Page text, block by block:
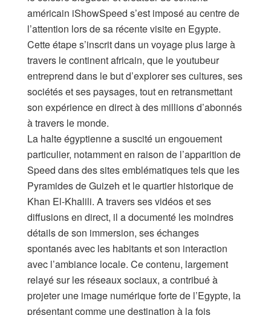
américain iShowSpeed s’est imposé au centre de
l’attention lors de sa récente visite en Egypte.
Cette étape s’inscrit dans un voyage plus large à
travers le continent africain, que le youtubeur
entreprend dans le but d’explorer ses cultures, ses
sociétés et ses paysages, tout en retransmettant
son expérience en direct à des millions d’abonnés
à travers le monde.
La halte égyptienne a suscité un engouement
particulier, notamment en raison de l’apparition de
Speed dans des sites emblématiques tels que les
Pyramides de Guizeh et le quartier historique de
Khan El-Khalili. A travers ses vidéos et ses
diffusions en direct, il a documenté les moindres
détails de son immersion, ses échanges
spontanés avec les habitants et son interaction
avec l’ambiance locale. Ce contenu, largement
relayé sur les réseaux sociaux, a contribué à
projeter une image numérique forte de l’Egypte, la
présentant comme une destination à la fois